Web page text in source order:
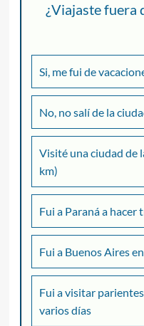
¿Viajaste fuera
Si, me fui de
No, no salí de la
Visité una ciudad de
km)
Fui a Paraná a hacer
Fui a Buenos Aires
Fui a visitar
varios días